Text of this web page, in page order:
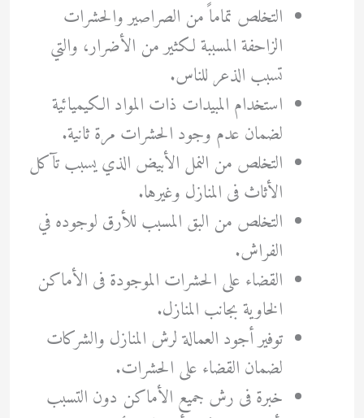
التخلص تماماً من الصراصير والحشرات
الزاحفة المسببة لكثير من الأضرار، والتي
تسبب الذعر للناس.
استخدام المبيدات ذات المواد الكيميائية
لضمان عدم وجود الحشرات مرة ثانية.
التخلص من النمل الأبيض الذي يسبب تآكل
الأثاث فى المنازل وغيرها.
التخلص من البق المسبب للأرق لوجوده في
الفراش.
القضاء على الحشرات الموجودة فى الأماكن
الخاوية بجانب المنازل.
توفير أجود العمالة لرش المنازل والشركات
لضمان القضاء على الحشرات.
خبرة فى رش جميع الأماكن دون التسبب